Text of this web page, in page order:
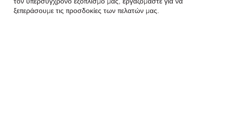
ξεπεράσουμε τις προσδοκίες των πελατών μας.